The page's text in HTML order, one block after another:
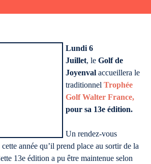
Lundi 6
Juillet, le Golf de
Joyenval accueillera le
traditionnel Trophée
Golf Walter France,
pour sa 13e édition.
Un rendez-vous
année qu’il prend place au sortir de la
13e édition a pu être maintenue selon